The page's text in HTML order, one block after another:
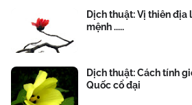
Dịch thuật: Vị thiên địa
mệnh .....
Dịch thuật: Cách tính
Quốc cổ đại